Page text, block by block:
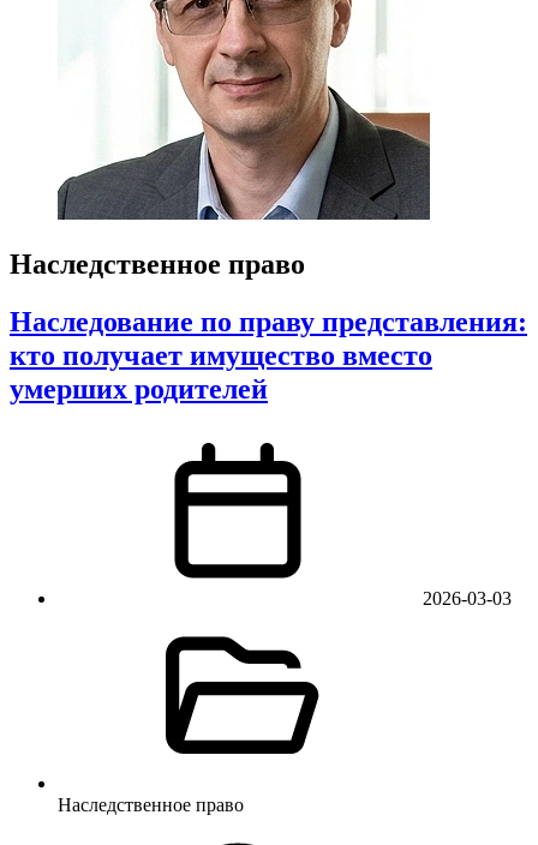
Наследственное право
Наследование по праву представления:
кто получает имущество вместо
умерших родителей
2026-03-03
Наследственное право